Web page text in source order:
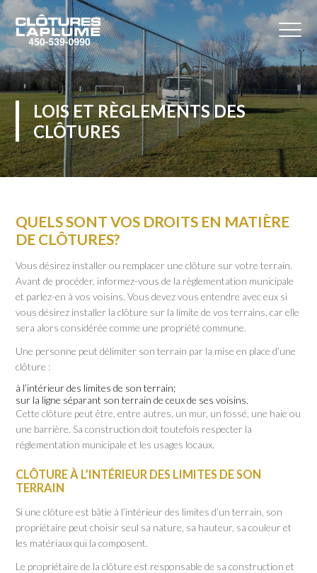
LOIS ET RÈGLEMENTS DES
CLÔTURES
QUELS SONT VOS DROITS EN MATIÈRE
DE CLÔTURES?
Vous désirez installer ou remplacer une clôture sur votre terrain.
Avant de procéder, informez-vous de la règlementation municipale
et parlez-en à vos voisins. Vous devez vous entendre avec eux si
vous désirez installer la clôture sur la limite de vos terrains, car elle
sera alors considérée comme une propriété commune.
Une personne peut délimiter son terrain par la mise en place d’une
clôture :
à l’intérieur des limites de son terrain;
sur la ligne séparant son terrain de ceux de ses voisins.
Cette clôture peut être, entre autres, un mur, un fossé, une haie ou
une barrière. Sa construction doit toutefois respecter la
réglementation municipale et les usages locaux.
CLÔTURE À L’INTÉRIEUR DES LIMITES DE SON
TERRAIN
Si une clôture est bâtie à l’intérieur des limites d’un terrain, son
propriétaire peut choisir seul sa nature, sa hauteur, sa couleur et
les matériaux qui la composent.
Le propriétaire de la clôture est responsable de sa construction et